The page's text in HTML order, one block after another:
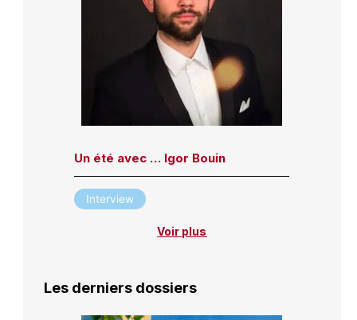
Un été avec … Igor Bouin
Interview
Voir plus
Les derniers dossiers